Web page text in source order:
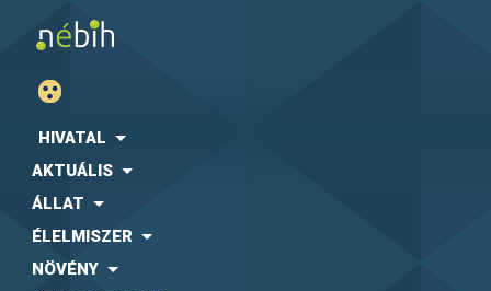
HIVATAL
AKTUÁLIS
ÁLLAT
ÉLELMISZER
NÖVÉNY